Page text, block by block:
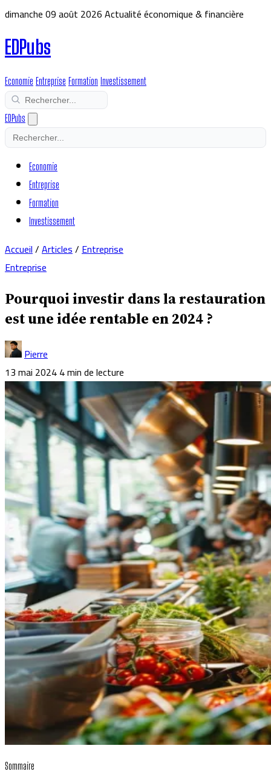
dimanche 09 août 2026Actualité économique & financière
EDPubs
Economie Entreprise Formation Investissement
EDPubs
Economie
Entreprise
Formation
Investissement
Accueil/Articles/Entreprise
Entreprise
Pourquoi investir dans la restauration
est une idée rentable en 2024 ?
Pierre
13 mai 20244 min de lecture
Sommaire